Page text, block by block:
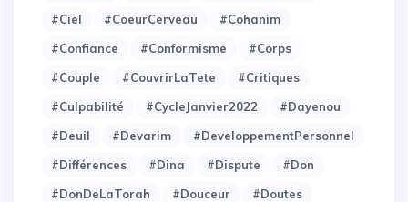
#Ciel
#CoeurCerveau
#Cohanim
#Confiance
#Conformisme
#Corps
#Couple
#CouvrirLaTete
#Critiques
#Culpabilité
#CycleJanvier2022
#Dayenou
#Deuil
#Devarim
#DeveloppementPersonnel
#Différences
#Dina #Dispute
#Don
#DonDeLaTorah
#Douceur
#Doutes